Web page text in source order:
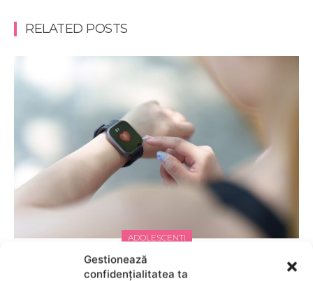
Gestionează
confidențialitatea ta
RELATED POSTS
ADOLESCENTI
Tracking de sănătate pe smartwatch: ce date